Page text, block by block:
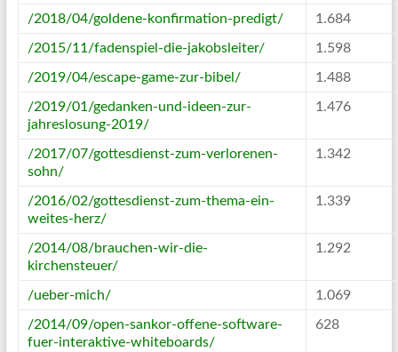
/2018/04/goldene-konfirmation-predigt/ 1.684
/2015/11/fadenspiel-die-jakobsleiter/ 1.598
/2019/04/escape-game-zur-bibel/ 1.488
/2019/01/gedanken-und-ideen-zur-
jahreslosung-2019/
1.476
/2017/07/gottesdienst-zum-verlorenen-
sohn/
1.342
/2016/02/gottesdienst-zum-thema-ein-
weites-herz/
1.339
/2014/08/brauchen-wir-die-
kirchensteuer/
1.292
/ueber-mich/ 1.069
/2014/09/open-sankor-offene-software-
fuer-interaktive-whiteboards/
628